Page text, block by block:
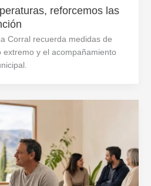
reforcemos las
Corral recuerda medidas de
y el acompañamiento